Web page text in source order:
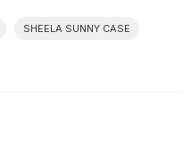
SHEELA SUNNY CASE